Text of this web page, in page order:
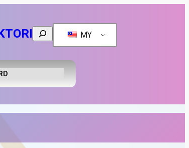
Search MY